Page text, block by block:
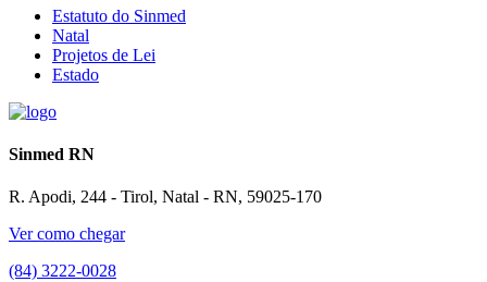
Estatuto do Sinmed
Natal
Projetos de Lei
Estado
Sinmed RN
R. Apodi, 244 - Tirol, Natal - RN, 59025-170
Ver como chegar
(84) 3222-0028